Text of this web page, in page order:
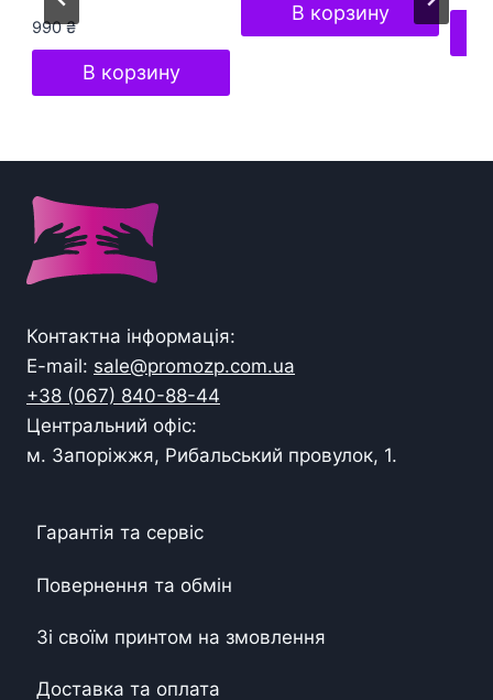
990₴
В корзину
В корзину
Контактна інформація:
E-mail: sale@promozp.com.ua
+38 (067) 840-88-44
Центральний офіс:
м. Запоріжжя, Рибальський провулок, 1.
Гарантія та сервіс
Повернення та обмін
Зі своїм принтом на змовлення
Доставка та оплата